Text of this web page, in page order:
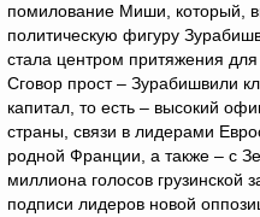
помилование Миши, который,
политическую фигуру
стала центром притяжения
Сговор прост – Зурабишвили
капитал, то есть – высокий
страны, связи в лидерами
родной Франции, а также – с
миллиона голосов грузинской
подписи лидеров новой